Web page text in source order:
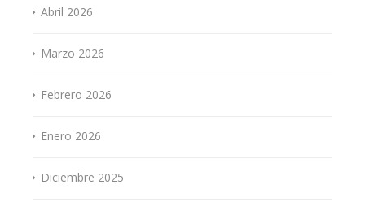
Abril 2026
Marzo 2026
Febrero 2026
Enero 2026
Diciembre 2025